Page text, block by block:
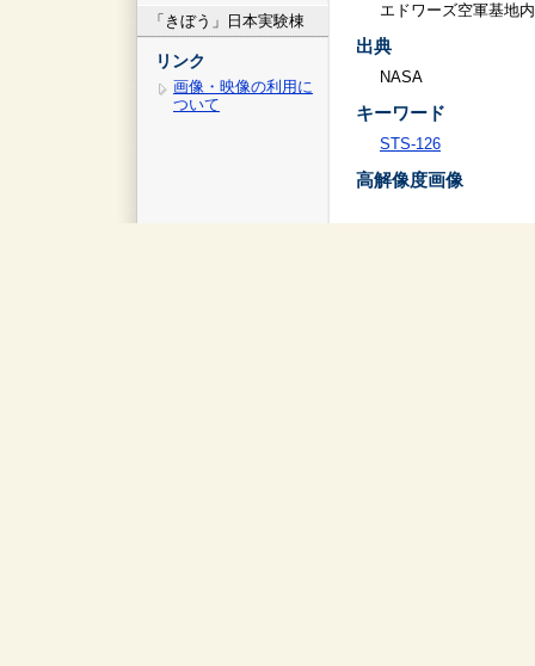
「きぼう」日本実験棟
リンク
画像・映像の利用に
ついて
エドワーズ空軍基地
出典
NASA
キーワード
STS-126
高解像度画像